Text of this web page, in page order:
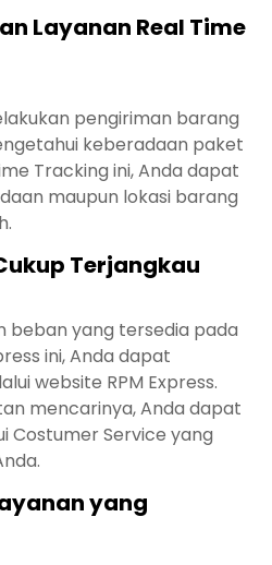
Layanan Real Time
pengiriman barang
keberadaan paket
Tracking ini, Anda dapat
maupun lokasi barang
Terjangkau
beban yang tersedia pada
ini, Anda dapat
website RPM Express.
mencarinya, Anda dapat
Costumer Service yang
yang